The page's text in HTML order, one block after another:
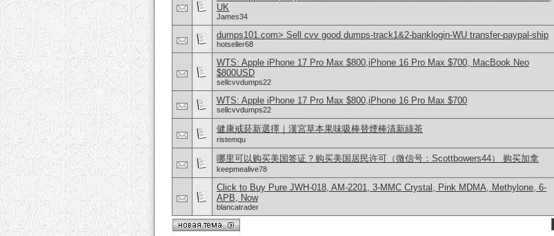
UK
James34
dumps101.com> Sell cvv good dumps-track1&2-banklogin-WU transfer-paypal-ship
hotseller68
WTS: Apple iPhone 17 Pro Max $800,iPhone 16 Pro Max $700, MacBook Neo
$800USD
sellcvvdumps22
WTS: Apple iPhone 17 Pro Max $800,iPhone 16 Pro Max $700
sellcvvdumps22
健康戒菸新選擇｜漢宮草本果味吸棒替煙棒清新綠茶
ristemqu
哪里可以购买美国签证？购买美国居民许可（微信号：Scottbowers44） 购买加拿
keepmealive78
Click to Buy Pure JWH-018, AM-2201, 3-MMC Crystal, Pink MDMA, Methylone, 6-
APB, Now
blancatrader